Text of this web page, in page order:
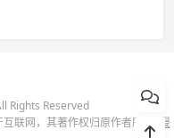
Rights Reserved
联网，其著作权归原作者所有-
侵